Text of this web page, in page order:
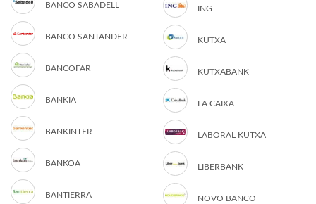
BANCO SABADELL
BANCO SANTANDER
BANCOFAR
BANKIA
BANKINTER
BANKOA
BANTIERRA
ING
KUTXA
KUTXABANK
LA CAIXA
LABORAL KUTXA
LIBERBANK
NOVO BANCO